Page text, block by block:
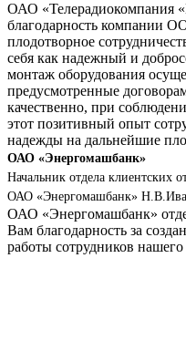
ОАО «Телерадиокомпания
благодарность компании
плодотворное
себя как надежный и
монтаж оборудования
предусмотренные
качественно, при
этот позитивный опыт
надежды на дальнейшие
ОАО «Энергомашбанк»
Начальник отдела клиентских
ОАО «Энергомашбанк»
ОАО «Энергомашбанк»
Вам благодарность за
работы сотрудников нашего